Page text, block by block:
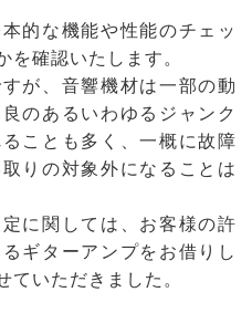
的な機能や性能のチェッ
を確認いたします。
が、音響機材は一部の動
のあるいわゆるジャンク
ことも多く、一概に故障
りの対象外になることは
に関しては、お客様の許
ギターアンプをお借りし
ていただきました。